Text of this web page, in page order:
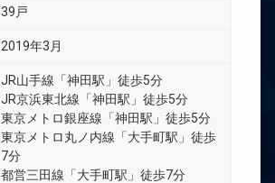
39戸
2019年3月
JR山手線「神田駅」徒歩5分
JR京浜東北線「神田駅」徒歩5分
東京メトロ銀座線「神田駅」徒歩5分
東京メトロ丸ノ内線「大手町駅」徒歩
7分
都営三田線「大手町駅」徒歩7分